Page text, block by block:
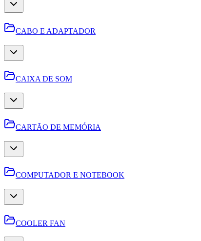
CABO E ADAPTADOR
CAIXA DE SOM
CARTÃO DE MEMÓRIA
COMPUTADOR E NOTEBOOK
COOLER FAN